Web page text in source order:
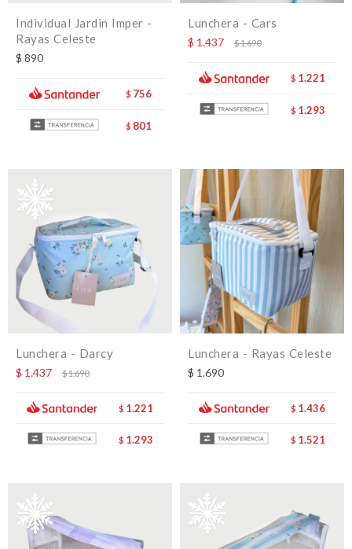
Individual Jardin Imper -
Rayas Celeste
$ 890
$ 756
$ 801
Lunchera - Cars
$ 1.437 $1.690
$ 1.221
$ 1.293
Lunchera - Darcy
$ 1.437 $1.690
$ 1.221
$ 1.293
Lunchera - Rayas Celeste
$ 1.690
$ 1.436
$ 1.521